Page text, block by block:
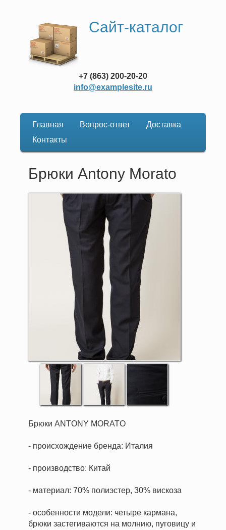
Сайт-каталог
+7 (863) 200-20-20
info@examplesite.ru
Основная
навигация
Главная Вопрос-ответ
Доставка
Контакты
Брюки Antony Morato
Брюки ANTONY MORATO
- происхождение бренда: Италия
- производство: Китай
- материал: 70% полиэстер, 30% вискоза
- особенности модели: четыре кармана,
брюки застегиваются на молнию, пуговицу и